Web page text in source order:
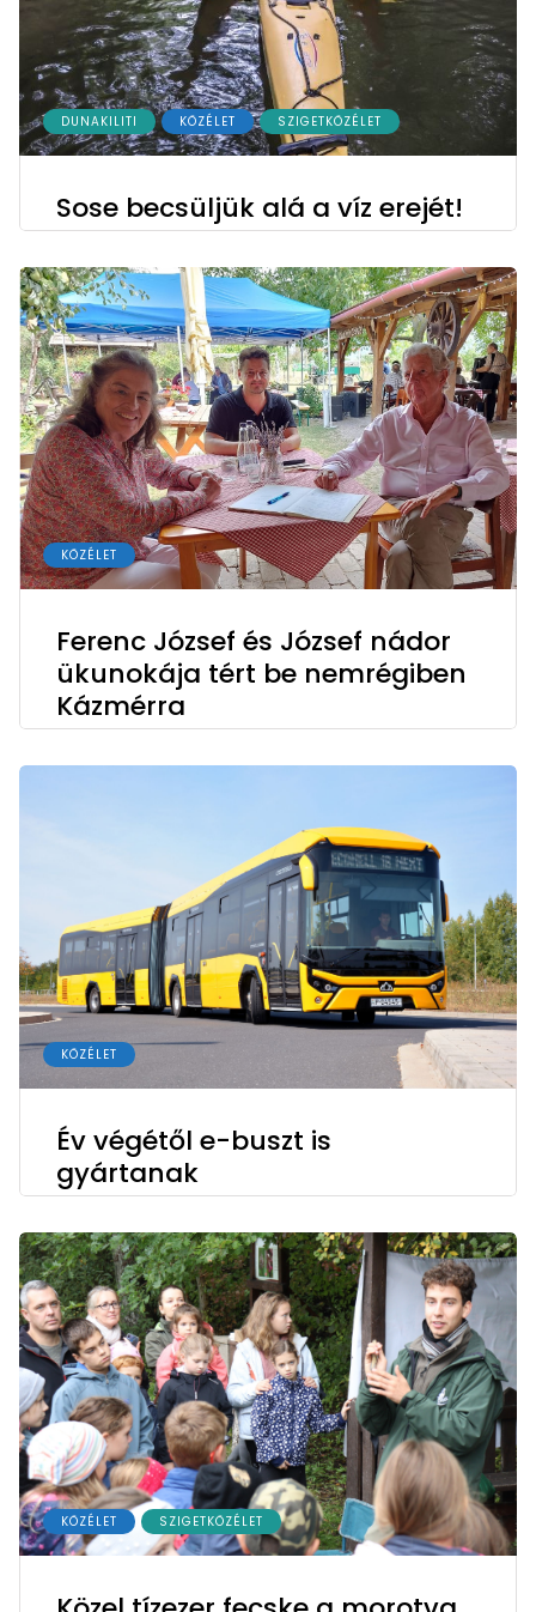
DUNAKILITI KÖZÉLET SZIGETKÖZÉLET
Sose becsüljük alá a víz erejét!
KÖZÉLET
Ferenc József és József nádor
ükunokája tért be nemrégiben
Kázmérra
KÖZÉLET
Év végétől e-buszt is
gyártanak
KÖZÉLET SZIGETKÖZÉLET